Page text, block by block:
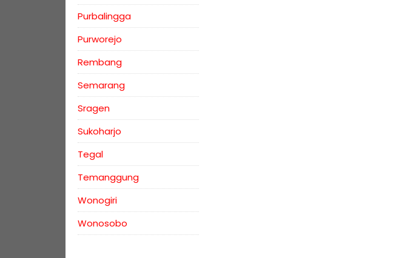
Purbalingga
Purworejo
Rembang
Semarang
Sragen
Sukoharjo
Tegal
Temanggung
Wonogiri
Wonosobo